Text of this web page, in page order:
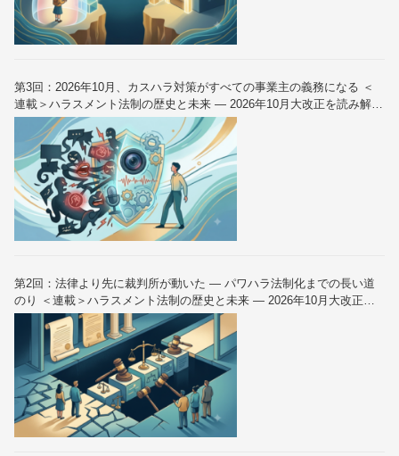
第3回：2026年10月、カスハラ対策がすべての事業主の義務になる ＜
連載＞ハラスメント法制の歴史と未来 — 2026年10月大改正を読み解く
（全6回）
第2回：法律より先に裁判所が動いた — パワハラ法制化までの長い道
のり ＜連載＞ハラスメント法制の歴史と未来 — 2026年10月大改正を
読み解く（全6回）